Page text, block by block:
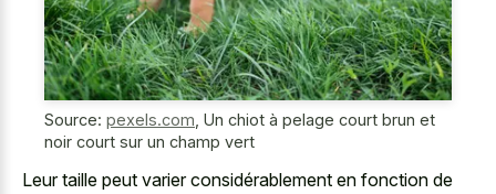
Source: pexels.com Un chiot à pelage court brun et
noir court sur un champ vert
Leur taille peut varier considérablement en fonction de